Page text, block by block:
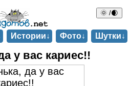
🌞 /🌒
Истории↓ Фото↓ Шутки↓
у вас кариес!!